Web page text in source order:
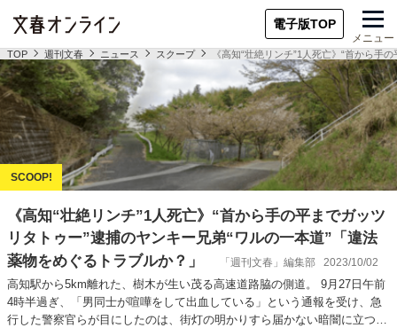
電子版TOP
メニュー
TOP 週刊文春 ニュース スクープ 《高知“壮絶リンチ”1人死亡》“首から手
《高知“壮絶リンチ”1人死亡》“首から手の平までガッツ
リタトゥー”逮捕のヤンキー兄弟“ワルの一本道”「違法
薬物をめぐるトラブルか？」
「週刊文春」編集部 2023/10/02
高知駅から5km離れた、樹木が生い茂る高速道路脇の側道。 9月27日午前
4時半過ぎ、「男同士が喧嘩をして出血している」という通報を受け、急
行した警察官らが目にしたのは、街灯の明かりすら届かない暗闇に立つ、